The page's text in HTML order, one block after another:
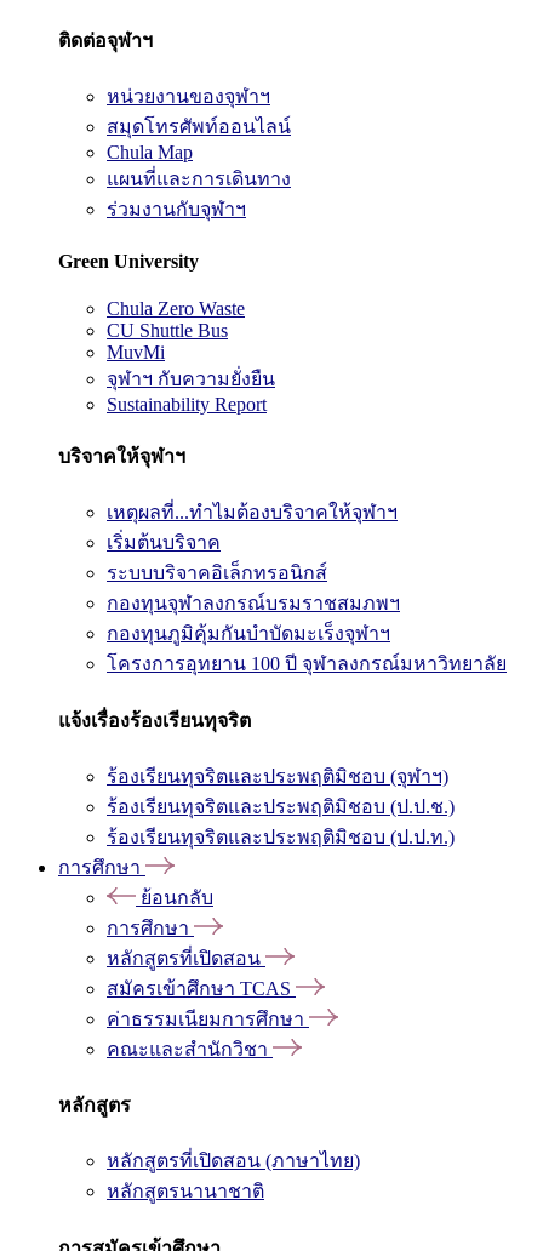
ติดต่อจุฬาฯ
หน่วยงานของจุฬาฯ
สมุดโทรศัพท์ออนไลน์
Chula Map
แผนที่และการเดินทาง
ร่วมงานกับจุฬาฯ
Green University
Chula Zero Waste
CU Shuttle Bus
MuvMi
จุฬาฯ กับความยั่งยืน
Sustainability Report
บริจาคให้จุฬาฯ
เหตุผลที่...ทำไมต้องบริจาคให้จุฬาฯ
เริ่มต้นบริจาค
ระบบบริจาคอิเล็กทรอนิกส์
กองทุนจุฬาลงกรณ์บรมราชสมภพฯ
กองทุนภูมิคุ้มกันบำบัดมะเร็งจุฬาฯ
โครงการอุทยาน 100 ปี จุฬาลงกรณ์มหาวิทยาลัย
แจ้งเรื่องร้องเรียนทุจริต
ร้องเรียนทุจริตและประพฤติมิชอบ (จุฬาฯ)
ร้องเรียนทุจริตและประพฤติมิชอบ (ป.ป.ช.)
ร้องเรียนทุจริตและประพฤติมิชอบ (ป.ป.ท.)
การศึกษา
ย้อนกลับ
การศึกษา
หลักสูตรที่เปิดสอน
สมัครเข้าศึกษา TCAS
ค่าธรรมเนียมการศึกษา
คณะและสำนักวิชา
หลักสูตร
หลักสูตรที่เปิดสอน (ภาษาไทย)
หลักสูตรนานาชาติ